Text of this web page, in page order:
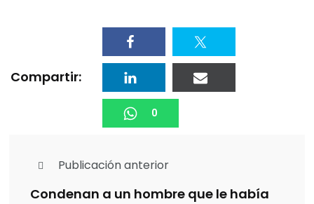
Compartir:
0
Publicación anterior
Condenan a un hombre que le había